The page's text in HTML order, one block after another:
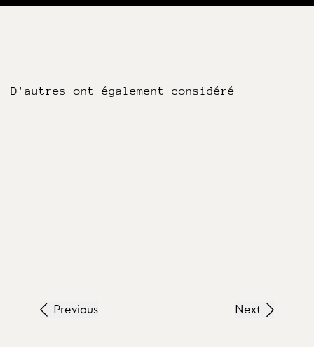
D'autres ont également considéré
Previous Next